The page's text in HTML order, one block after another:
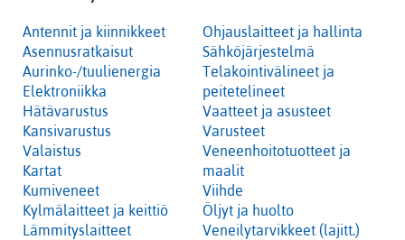
Antennit ja kiinnikkeet
Asennusratkaisut
Aurinko-/tuulienergia
Elektroniikka
Hätävarustus
Kansivarustus
Valaistus
Kartat
Kumiveneet
Kylmälaitteet ja keittiö
Lämmityslaitteet
Ohjauslaitteet ja hallinta
Sähköjärjestelmä
Telakointivälineet ja
peitetelineet
Vaatteet ja asusteet
Varusteet
Veneenhoitotuotteet ja
maalit
Viihde
Öljyt ja huolto
Veneilytarvikkeet (lajitt.)